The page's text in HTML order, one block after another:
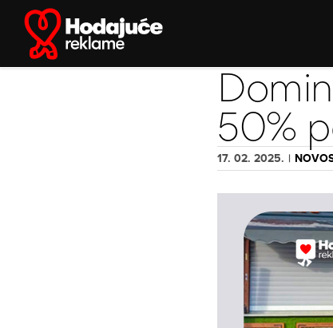
content
50%
17. 02. 2025. |
Larger
Image